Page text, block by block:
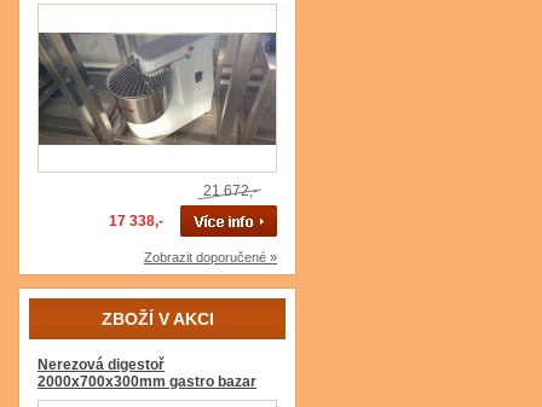
21 672,-
17 338,-
Zobrazit doporučené »
ZBOŽÍ V AKCI
Nerezová digestoř
2000x700x300mm gastro bazar